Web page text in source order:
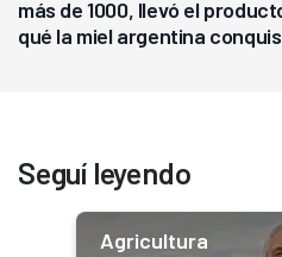
más de 1000, llevó el
qué la miel argentina
Seguí leyendo
Agricultura